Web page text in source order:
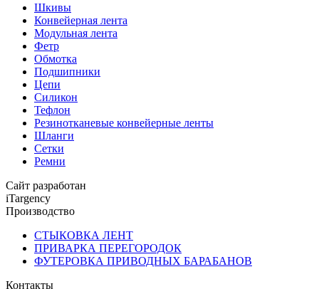
Шкивы
Конвейерная лента
Модульная лента
Фетр
Обмотка
Подшипники
Цепи
Силикон
Тефлон
Резинотканевые конвейерные ленты
Шланги
Сетки
Ремни
Сайт разработан
iTargency
Производство
СТЫКОВКА ЛЕНТ
ПРИВАРКА ПЕРЕГОРОДОК
ФУТЕРОВКА ПРИВОДНЫХ БАРАБАНОВ
Контакты